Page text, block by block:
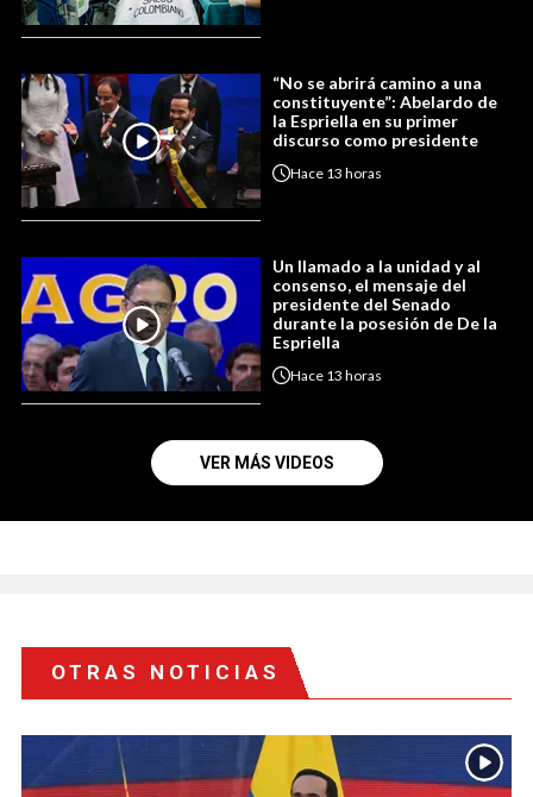
“No se abrirá camino a una
constituyente”: Abelardo de
la Espriella en su primer
discurso como presidente
Hace 13 horas
Un llamado a la unidad y al
consenso, el mensaje del
presidente del Senado
durante la posesión de De la
Espriella
Hace 13 horas
VER MÁS VIDEOS
OTRAS NOTICIAS